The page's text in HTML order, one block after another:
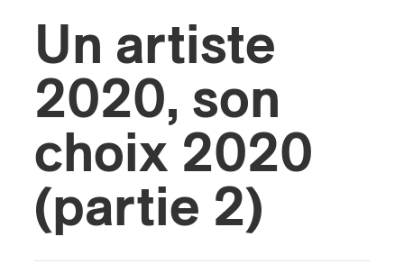
Un artiste
2020, son
choix 2020
(partie 2)